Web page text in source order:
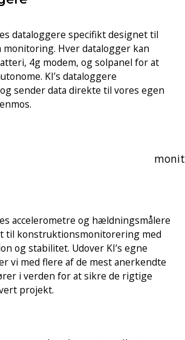
dataloggere specifikt designet til
Hver datalogger kan
4g modem, og solpanel for at
KI’s dataloggere
sender data direkte til vores egen
accelerometre og hældningsmålere
til konstruktionsmonitorering med
og stabilitet. Udover KI’s egne
vi med flere af de mest anerkendte
i verden for at sikre de rigtige
projekt.